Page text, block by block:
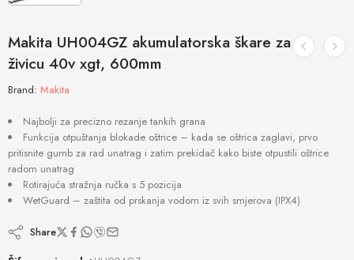
Makita UH004GZ akumulatorska škare za
živicu 40v xgt, 600mm
Brand: Makita
Najbolji za precizno rezanje tankih grana
Funkcija otpuštanja blokade oštrice – kada se oštrica zaglavi, prvo
pritisnite gumb za rad unatrag i zatim prekidač kako biste otpustili oštrice
radom unatrag
Rotirajuća stražnja ručka s 5 pozicija
WetGuard – zaštita od prskanja vodom iz svih smjerova (IPX4)
Share